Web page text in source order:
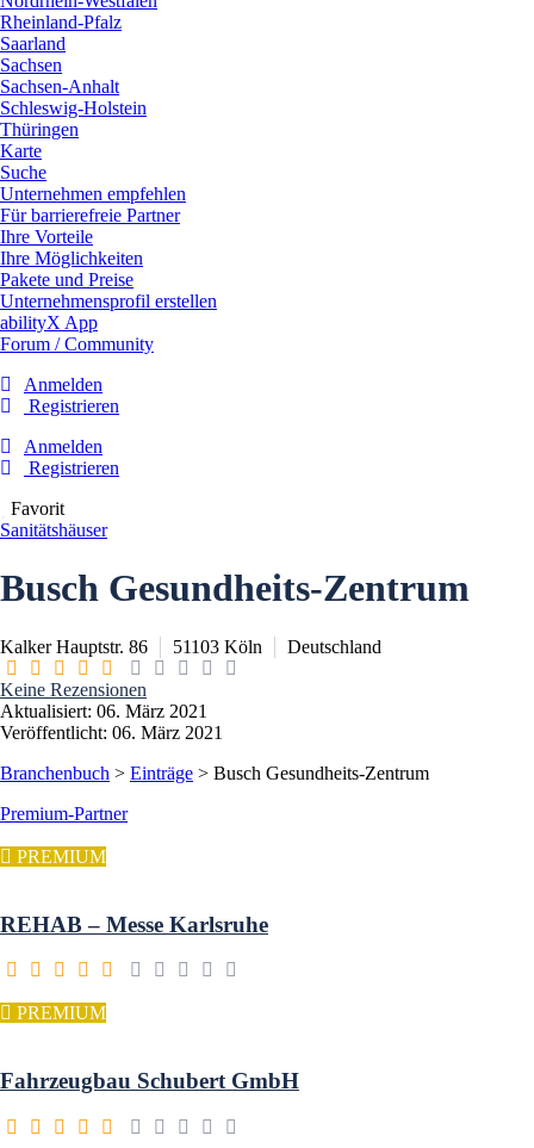
Rheinland-Pfalz
Saarland
Sachsen
Sachsen-Anhalt
Schleswig-Holstein
Thüringen
Karte
Suche
Unternehmen empfehlen
Für barrierefreie Partner
Ihre Vorteile
Ihre Möglichkeiten
Pakete und Preise
Unternehmensprofil erstellen
abilityX App
Forum / Community
Anmelden
Registrieren
Anmelden
Registrieren
Favorit
Sanitätshäuser
Busch Gesundheits-Zentrum
Kalker Hauptstr. 86 51103 Köln Deutschland
Keine Rezensionen
Aktualisiert: 06. März 2021
Veröffentlicht: 06. März 2021
Branchenbuch > Einträge > Busch Gesundheits-Zentrum
Premium-Partner
PREMIUM
REHAB – Messe Karlsruhe
PREMIUM
Fahrzeugbau Schubert GmbH